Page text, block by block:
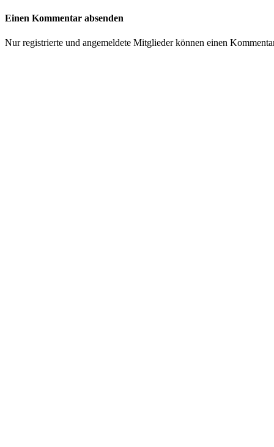
Einen Kommentar absenden
Nur registrierte und angemeldete Mitglieder können einen